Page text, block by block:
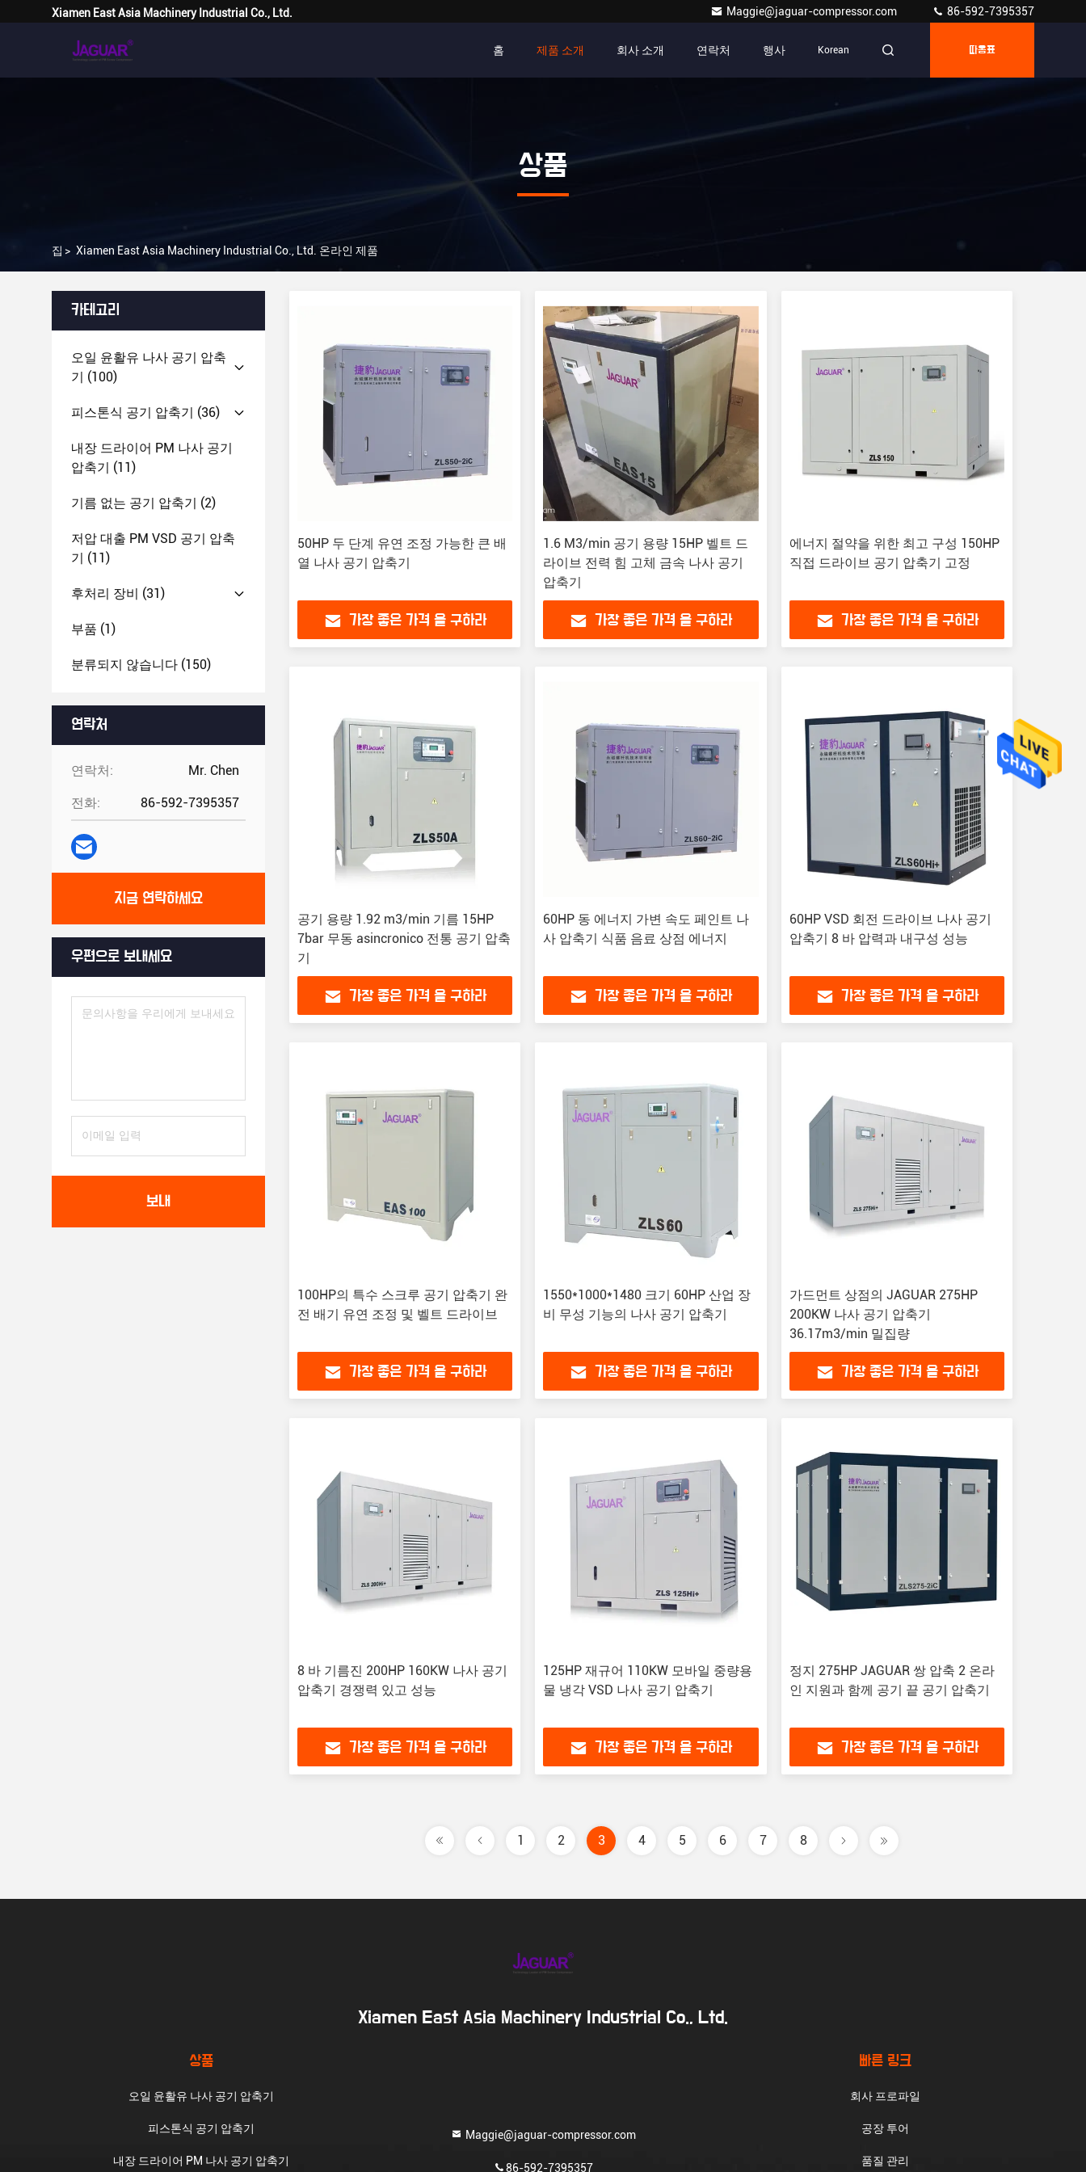
Xiamen East Asia Machinery Industrial Co., Ltd. Maggie@jaguar-compressor.com 86-592-7395357
홈 제품 소개 회사 소개 연락처 행사 Korean 따옴표
상품
집 > Xiamen East Asia Machinery Industrial Co., Ltd. 온라인 제품
카테고리
오일 윤활유 나사 공기 압축
기 (100)
피스톤식 공기 압축기 (36)
내장 드라이어 PM 나사 공기
압축기 (11)
기름 없는 공기 압축기 (2)
저압 대출 PM VSD 공기 압축
기 (11)
후처리 장비 (31)
부품 (1)
분류되지 않습니다 (150)
연락처
연락처: Mr. Chen
전화: 86-592-7395357
지금 연락하세요
우편으로 보내세요
보내
50HP 두 단계 유연 조정 가능한 큰 배
열 나사 공기 압축기
가장 좋은 가격 을 구하라
1.6 M3/min 공기 용량 15HP 벨트 드
라이브 전력 힘 고체 금속 나사 공기
압축기
가장 좋은 가격 을 구하라
에너지 절약을 위한 최고 구성 150HP
직접 드라이브 공기 압축기 고정
가장 좋은 가격 을 구하라
공기 용량 1.92 m3/min 기름 15HP
7bar 무동 asincronico 전통 공기 압축
기
가장 좋은 가격 을 구하라
60HP 동 에너지 가변 속도 페인트 나
사 압축기 식품 음료 상점 에너지
가장 좋은 가격 을 구하라
60HP VSD 회전 드라이브 나사 공기
압축기 8 바 압력과 내구성 성능
가장 좋은 가격 을 구하라
100HP의 특수 스크루 공기 압축기 완
전 배기 유연 조정 및 벨트 드라이브
가장 좋은 가격 을 구하라
1550*1000*1480 크기 60HP 산업 장
비 무성 기능의 나사 공기 압축기
가장 좋은 가격 을 구하라
가드먼트 상점의 JAGUAR 275HP
200KW 나사 공기 압축기
36.17m3/min 밀집량
가장 좋은 가격 을 구하라
8 바 기름진 200HP 160KW 나사 공기
압축기 경쟁력 있고 성능
가장 좋은 가격 을 구하라
125HP 재규어 110KW 모바일 중량용
물 냉각 VSD 나사 공기 압축기
가장 좋은 가격 을 구하라
정지 275HP JAGUAR 쌍 압축 2 온라
인 지원과 함께 공기 끝 공기 압축기
가장 좋은 가격 을 구하라
1 2 3 4 5 6 7 8
Xiamen East Asia Machinery Industrial Co., Ltd.
상품
오일 윤활유 나사 공기 압축기
피스톤식 공기 압축기
내장 드라이어 PM 나사 공기 압축기
Maggie@jaguar-compressor.com
86-592-7395357
빠른 링크
회사 프로파일
공장 투어
품질 관리